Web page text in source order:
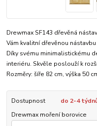
Drewmax SF143 dřevěná
Vám kvalitní dřevěnou
Díky svému minimalistickému
interiéru. Skvěle poslouží k
Rozměry: šíře 82 cm, výška 50
Dostupnost
do 2-4
Drewmax moření borovice